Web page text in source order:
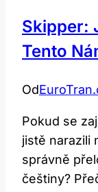
Skipper:
Tento
Od
Pokud se
jistě narazili
správně
češtiny?